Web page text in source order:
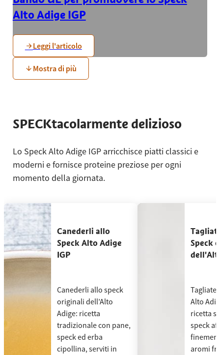
Alto Adige IGP
Leggi l'articolo
Mostra di più
SPECKtacolarmente delizioso
Lo Speck Alto Adige IGP arricchisce piatti classici e
moderni e fornisce proteine preziose per ogni
momento della giornata.
Canederli allo
Speck Alto Adige
IGP
Canederli allo speck
originali dell’Alto
Adige: ricetta
tradizionale con pane,
speck ed erba
cipollina, serviti in
Speck
Alto
ricetta
speck
aromi